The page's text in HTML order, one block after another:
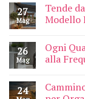
27
Mag
Tende
Modello
26
Mag
Ogni
alla
24